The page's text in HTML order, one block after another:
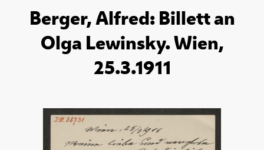
Berger, Alfred: Billett an
Olga Lewinsky. Wien,
25.3.1911